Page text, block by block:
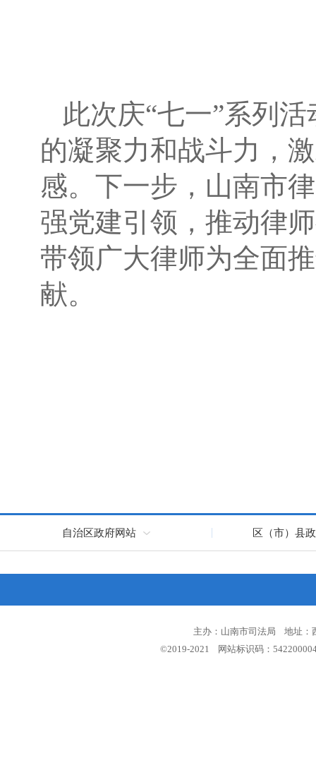
此次庆“七一”系列
的凝聚力和战斗力，
感。下一步，山南市
强党建引领，推动律
带领广大律师为全面
献。
自治区政府网站 区（市）县
主办：山南市司法局 地址：
©2019-2021 网站标识码：